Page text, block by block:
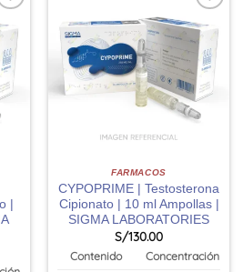
|
FARMACOS
CYPOPRIME | Testosterona
Cipionato | 10 ml Ampollas |
SIGMA LABORATORIES
S/130.00
Contenido
Concentración